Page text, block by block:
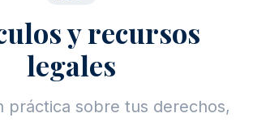
y recursos
legales
práctica sobre tus derechos,